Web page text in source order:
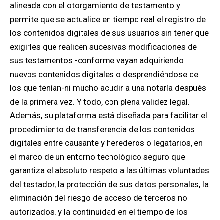
alineada con el otorgamiento de testamento y
permite que se actualice en tiempo real el registro de
los contenidos digitales de sus usuarios sin tener que
exigirles que realicen sucesivas modificaciones de
sus testamentos -conforme vayan adquiriendo
nuevos contenidos digitales o desprendiéndose de
los que tenían-ni mucho acudir a una notaría después
de la primera vez. Y todo, con plena validez legal.
Además, su plataforma está diseñada para facilitar el
procedimiento de transferencia de los contenidos
digitales entre causante y herederos o legatarios, en
el marco de un entorno tecnológico seguro que
garantiza el absoluto respeto a las últimas voluntades
del testador, la protección de sus datos personales, la
eliminación del riesgo de acceso de terceros no
autorizados, y la continuidad en el tiempo de los